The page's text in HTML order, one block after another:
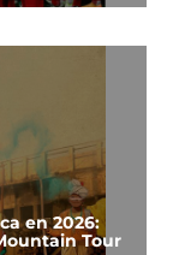
en 2026:
Tour